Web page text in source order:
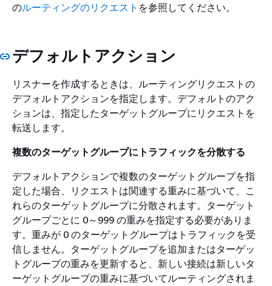
のルーティングのリクエスト を参照してください。
デフォルトアクション
リスナーを作成するときは、ルーティングリクエストの
デフォルトアクションを指定します。デフォルトのアク
ションは、指定したターゲットグループにリクエストを
転送します。
複数のターゲットグループにトラフィックを分散する
デフォルトアクションで複数のターゲットグループを指
定した場合、リクエストは関連する重みに基づいて、こ
れらのターゲットグループに分散されます。ターゲット
グループごとに 0～999 の重みを指定する必要がありま
す。重みが 0 のターゲットグループはトラフィックを受
信しません。ターゲットグループを追加またはターゲッ
トグループの重みを更新すると、新しい接続は新しいタ
ーゲットグループの重みに基づいてルーティングされま